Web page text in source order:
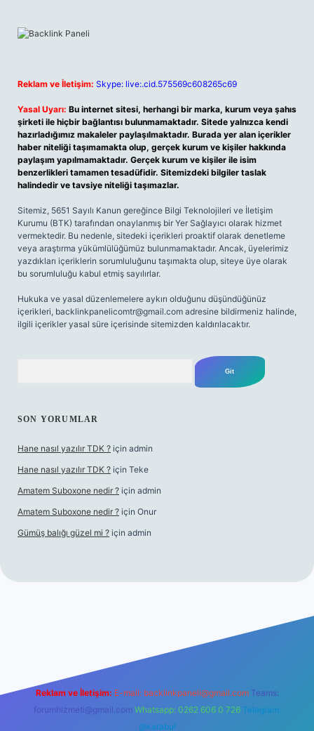
Reklam ve İletişim: Skype: live:.cid.575569c608265c69
Yasal Uyarı: Bu internet sitesi, herhangi bir marka, kurum veya şahıs
şirketi ile hiçbir bağlantısı bulunmamaktadır. Sitede yalnızca kendi
hazırladığımız makaleler paylaşılmaktadır. Burada yer alan içerikler
haber niteliği taşımamakta olup, gerçek kurum ve kişiler hakkında
paylaşım yapılmamaktadır. Gerçek kurum ve kişiler ile isim
benzerlikleri tamamen tesadüfidir. Sitemizdeki bilgiler taslak
halindedir ve tavsiye niteliği taşımazlar.
Sitemiz, 5651 Sayılı Kanun gereğince Bilgi Teknolojileri ve İletişim
Kurumu (BTK) tarafından onaylanmış bir Yer Sağlayıcı olarak hizmet
vermektedir. Bu nedenle, sitedeki içerikleri proaktif olarak denetleme
veya araştırma yükümlülüğümüz bulunmamaktadır. Ancak, üyelerimiz
yazdıkları içeriklerin sorumluluğunu taşımakta olup, siteye üye olarak
bu sorumluluğu kabul etmiş sayılırlar.
Hukuka ve yasal düzenlemelere aykırı olduğunu düşündüğünüz
içerikleri, backlinkpanelicomtr@gmail.com adresine bildirmeniz halinde,
ilgili içerikler yasal süre içerisinde sitemizden kaldırılacaktır.
SON YORUMLAR
Hane nasıl yazılır TDK ? için admin
Hane nasıl yazılır TDK ? için Teke
Amatem Suboxone nedir ? için admin
Amatem Suboxone nedir ? için Onur
Gümüş balığı güzel mi ? için admin
Reklam ve İletişim: E-mail: backlinkpaneli@gmail.com Teams:
forumhizmeti@gmail.com Whatsapp: 0262 606 0 726 Telegram:
@karabul